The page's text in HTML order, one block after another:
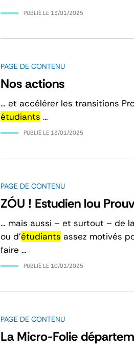
PUBLIÉ LE 13/01/2025
PAGE DE CONTENU
Nos actions
… et accélérer les transitions
étudiants …
PUBLIÉ LE 13/01/2025
PAGE DE CONTENU
ZÓU ! Estudien lou
… mais aussi – et surtout – de
ou d’étudiants assez motivés
faire …
PUBLIÉ LE 10/01/2025
PAGE DE CONTENU
La Micro-Folie